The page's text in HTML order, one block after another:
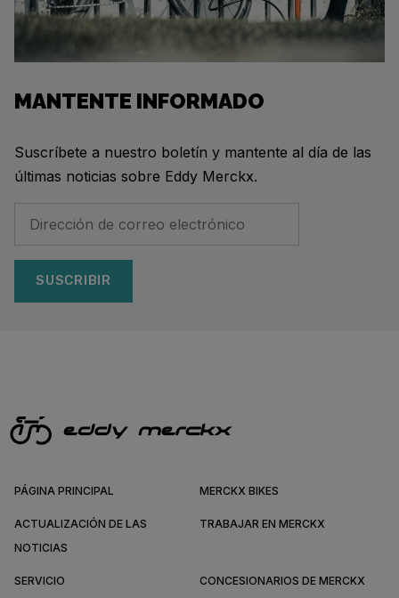
MANTENTE INFORMADO
Suscríbete a nuestro boletín y mantente al día de las
últimas noticias sobre Eddy Merckx.
SUSCRIBIR
PÁGINA PRINCIPAL MERCKX BIKES
ACTUALIZACIÓN DE LAS
NOTICIAS
TRABAJAR EN MERCKX
SERVICIO CONCESIONARIOS DE MERCKX